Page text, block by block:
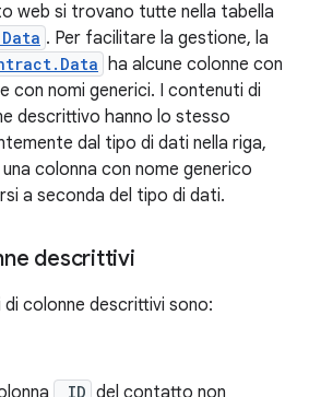
web si trovano tutte nella tabella
. Per facilitare la gestione, la
ha alcune colonne con
con nomi generici. I contenuti di
descrittivo hanno lo stesso
dal tipo di dati nella riga,
colonna con nome generico
a seconda del tipo di dati.
descrittivi
di colonne descrittivi sono:
_ID del contatto non